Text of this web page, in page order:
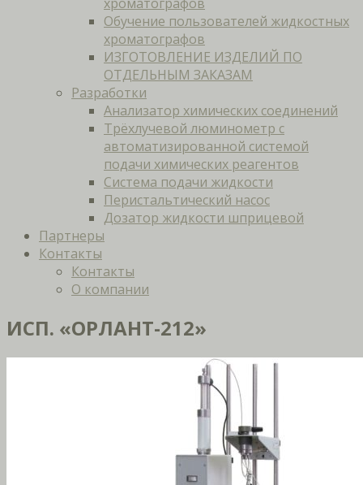
Обучение пользователей жидкостных
хроматографов
ИЗГОТОВЛЕНИЕ ИЗДЕЛИЙ ПО
ОТДЕЛЬНЫМ ЗАКАЗАМ
Разработки
Анализатор химических соединений
Трёхлучевой люминометр с
автоматизированной системой
подачи химических реагентов
Система подачи жидкости
Перистальтический насос
Дозатор жидкости шприцевой
Партнеры
Контакты
Контакты
О компании
ИСП. «ОРЛАНТ-212»